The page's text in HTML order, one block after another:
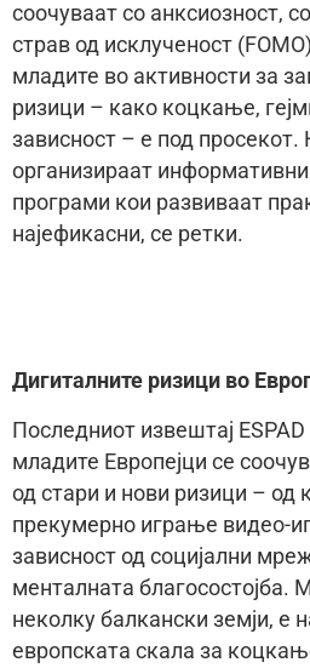
соочуваат со анксиозност,
страв од исклученост
младите во активности за
ризици – како коцкање,
зависност – е под просекот.
организираат
програми кои развиваат
најефикасни, се ретки.
Дигиталните ризици во
Последниот извештај
младите Европејци се
од стари и нови ризици – од
прекумерно играње видео-
зависност од социјални
менталната благосостојба.
неколку балкански земји, е
европската скала за